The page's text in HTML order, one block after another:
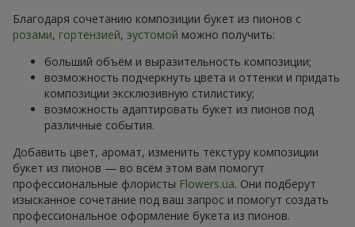
Благодаря сочетанию композиции букет из пионов с
розами, гортензией, эустомой можно получить:
больший объём и выразительность композиции;
возможность подчеркнуть цвета и оттенки и придать
композиции эксклюзивную стилистику;
возможность адаптировать букет из пионов под
различные события.
Добавить цвет, аромат, изменить текстуру композиции
букет из пионов — во всём этом вам помогут
профессиональные флористы Flowers.ua. Они подберут
изысканное сочетание под ваш запрос и помогут создать
профессиональное оформление букета из пионов.